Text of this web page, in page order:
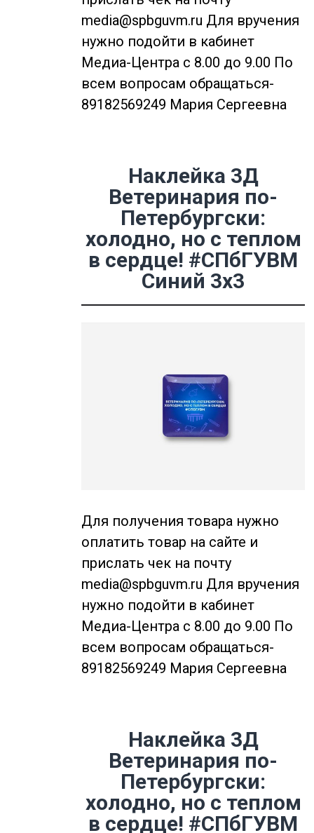
media@spbguvm.ru Для вручения
нужно подойти в кабинет
Медиа-Центра с 8.00 до 9.00 По
всем вопросам обращаться-
89182569249 Мария Сергеевна
Наклейка 3Д
Ветеринария по-
Петербургски:
холодно, но с теплом
в сердце! #СПбГУВМ
Синий 3х3
Для получения товара нужно
оплатить товар на сайте и
прислать чек на почту
media@spbguvm.ru Для вручения
нужно подойти в кабинет
Медиа-Центра с 8.00 до 9.00 По
всем вопросам обращаться-
89182569249 Мария Сергеевна
Наклейка 3Д
Ветеринария по-
Петербургски:
холодно, но с теплом
в сердце! #СПбГУВМ